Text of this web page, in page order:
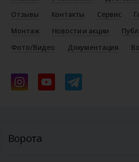
Отзывы
Контакты Сервис
Монтаж
Новости и акции
Фото/Видео
Документация
Ворота